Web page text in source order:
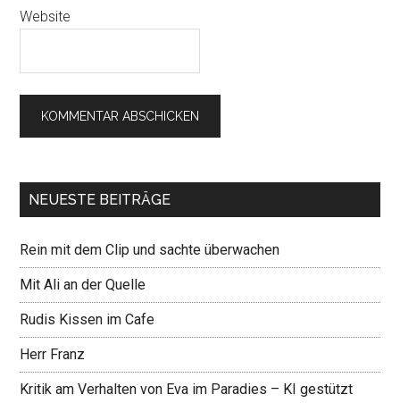
Website
NEUESTE BEITRÄGE
Rein mit dem Clip und sachte überwachen
Mit Ali an der Quelle
Rudis Kissen im Cafe
Herr Franz
Kritik am Verhalten von Eva im Paradies – KI gestützt